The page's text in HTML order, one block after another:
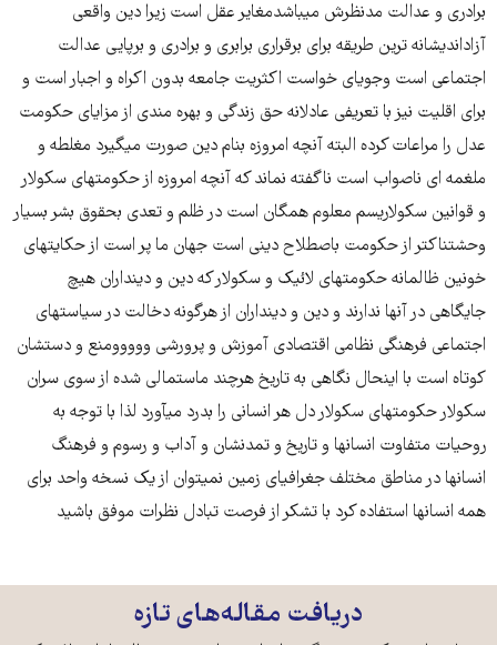
برادری و عدالت مدنظرش میباشدمغایر عقل است زیرا دین واقعی
آزاداندیشانه ترین طریقه برای برقراری برابری و برادری و برپایی عدالت
اجتماعی است وجویای خواست اکثریت جامعه بدون اکراه و اجبار است و
برای اقلیت نیز با تعریفی عادلانه حق زندگی و بهره مندی از مزایای حکومت
عدل را مراعات کرده البته آنچه امروزه بنام دین صورت میگیرد مغلطه و
ملغمه ای ناصواب است ناگفته نماند که آنچه امروزه از حکومتهای سکولار
و قوانین سکولاریسم معلوم همگان است در ظلم و تعدی بحقوق بشر بسیار
وحشتناکتر از حکومت باصطلاح دینی است جهان ما پر است از حکایتهای
خونین ظالمانه حکومتهای لائیک و سکولار که دین و دینداران هیچ
جایگاهی در آنها ندارند و دین و دینداران از هرگونه دخالت در سیاستهای
اجتماعی فرهنگی نظامی اقتصادی آموزش و پرورشی ووووومنع و دستشان
کوتاه است با اینحال نگاهی به تاریخ هرچند ماستمالی شده از سوی سران
سکولار حکومتهای سکولار دل هر انسانی را بدرد میآورد لذا با توجه به
روحیات متفاوت انسانها و تاریخ و تمدنشان و آداب و رسوم و فرهنگ
انسانها در مناطق مختلف جغرافیای زمین نمیتوان از یک نسخه واحد برای
همه انسانها استفاده کرد با تشکر از فرصت تبادل نظرات موفق باشید
دریافت مقاله‌های تازه